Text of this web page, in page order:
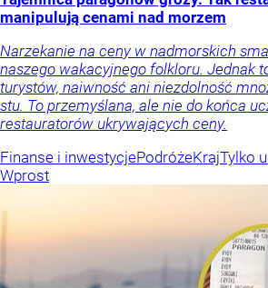
manipulują cenami nad morzem
Narzekanie na ceny w nadmorskich
naszego wakacyjnego folkloru. Jednak
turystów, naiwność ani niezdolność
stu. To przemyślana, ale nie do końca
restauratorów ukrywających ceny.
Finanse i inwestycjePodróżeKrajTylko
Wprost